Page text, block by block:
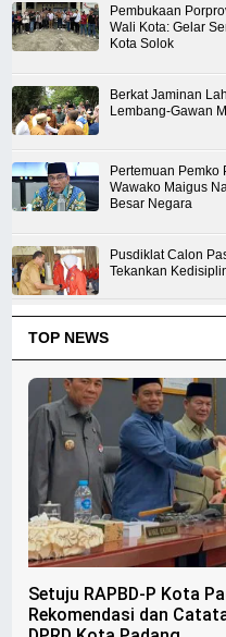
Pembukaan
Wali Kota: Gelar
Kota Solok
Berkat Jaminan
Lembang-Gawan
Pertemuan Pemko
Wawako Maigus
Besar Negara
Pusdiklat Calon
Tekankan
TOP NEWS
Setuju RAPBD-P Kota
Rekomendasi dan